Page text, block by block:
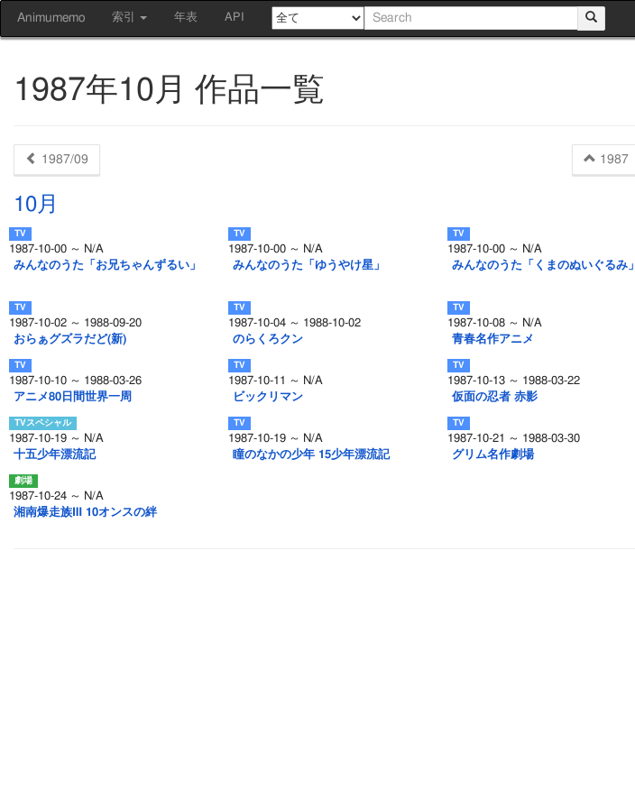
Animumemo 索引 年表 API
1987年10月 作品一覧
1987/09 1987
10月
1987-10-00 ～ N/A
みんなのうた「お兄ちゃんずるい」
1987-10-00 ～ N/A
みんなのうた「ゆうやけ星」
1987-10-00 ～ N/A
みんなのうた「くまのぬいぐるみ」
1987-10-02 ～ 1988-09-20
おらぁグズラだど(新)
1987-10-04 ～ 1988-10-02
のらくろクン
1987-10-08 ～ N/A
青春名作アニメ
1987-10-10 ～ 1988-03-26
アニメ80日間世界一周
1987-10-11 ～ N/A
ビックリマン
1987-10-13 ～ 1988-03-22
仮面の忍者 赤影
1987-10-19 ～ N/A
十五少年漂流記
1987-10-19 ～ N/A
瞳のなかの少年 15少年漂流記
1987-10-21 ～ 1988-03-30
グリム名作劇場
1987-10-24 ～ N/A
湘南爆走族Ⅲ 10オンスの絆